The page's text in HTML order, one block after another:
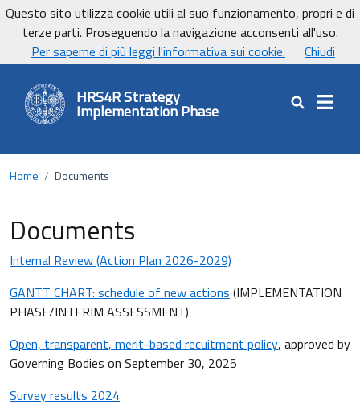
Vai ai contenuti
Vai al footer
UniCa - Università degli studi di Cagliari
UnicaNews
HRS4R Strategy
Implementation Phase Cerca nel sito
Home / Documents
Documents
Internal Review (Action Plan 2026-2029)
GANTT CHART: schedule of new actions (IMPLEMENTATION
PHASE/INTERIM ASSESSMENT)
Open, transparent, merit-based recuitment policy, approved by
Governing Bodies on September 30, 2025
Survey results 2024
Questo sito utilizza cookie utili al suo funzionamento, propri e di
terze parti. Proseguendo la navigazione acconsenti all'uso.
Per saperne di più leggi l'informativa sui cookie.
Chiudi